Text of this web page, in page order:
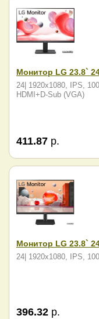
Монитор LG 23.8`
24| 1920x1080, IPS,
HDMI+D-Sub (VGA)
411.87 р.
Монитор LG 23.8`
24| 1920x1080, IPS,
396.32 р.